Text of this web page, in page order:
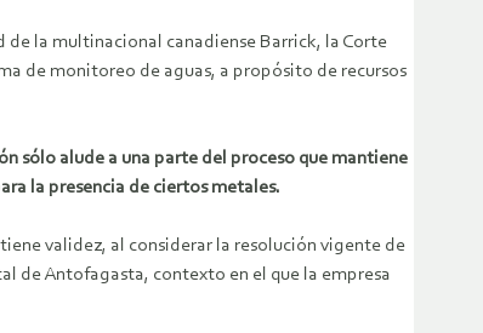
de la multinacional canadiense Barrick, la Corte
de monitoreo de aguas, a propósito de recursos
sólo alude a una parte del proceso que mantiene
la presencia de ciertos metales.
validez, al considerar la resolución vigente de
de Antofagasta, contexto en el que la empresa